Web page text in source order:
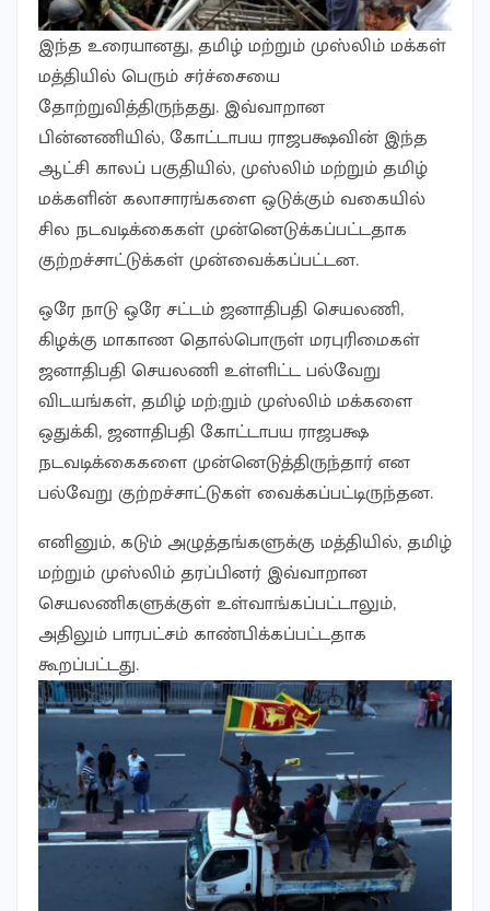
இந்த உரையானது, தமிழ் மற்றும் முஸ்லிம் மக்கள்
மத்தியில் பெரும் சர்ச்சையை
தோற்றுவித்திருந்தது. இவ்வாறான
பின்னணியில், கோட்டாபய ராஜபக்ஷவின் இந்த
ஆட்சி காலப் பகுதியில், முஸ்லிம் மற்றும் தமிழ்
மக்களின் கலாசாரங்களை ஒடுக்கும் வகையில்
சில நடவடிக்கைகள் முன்னெடுக்கப்பட்டதாக
குற்றச்சாட்டுக்கள் முன்வைக்கப்பட்டன.
ஒரே நாடு ஒரே சட்டம் ஜனாதிபதி செயலணி,
கிழக்கு மாகாண தொல்பொருள் மரபுரிமைகள்
ஜனாதிபதி செயலணி உள்ளிட்ட பல்வேறு
விடயங்கள், தமிழ் மற்;றும் முஸ்லிம் மக்களை
ஒதுக்கி, ஜனாதிபதி கோட்டாபய ராஜபக்ஷ
நடவடிக்கைகளை முன்னெடுத்திருந்தார் என
பல்வேறு குற்றச்சாட்டுகள் வைக்கப்பட்டிருந்தன.
எனினும், கடும் அழுத்தங்களுக்கு மத்தியில், தமிழ்
மற்றும் முஸ்லிம் தரப்பினர் இவ்வாறான
செயலணிகளுக்குள் உள்வாங்கப்பட்டாலும்,
அதிலும் பாரபட்சம் காண்பிக்கப்பட்டதாக
கூறப்பட்டது.